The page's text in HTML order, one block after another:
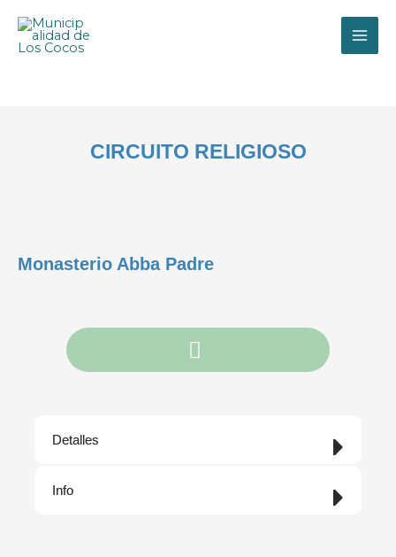
contenido
CIRCUITO RELIGIOSO
Monasterio Abba Padre
Detalles
Info